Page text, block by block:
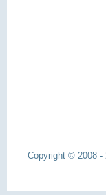
Copyright © 2008 -